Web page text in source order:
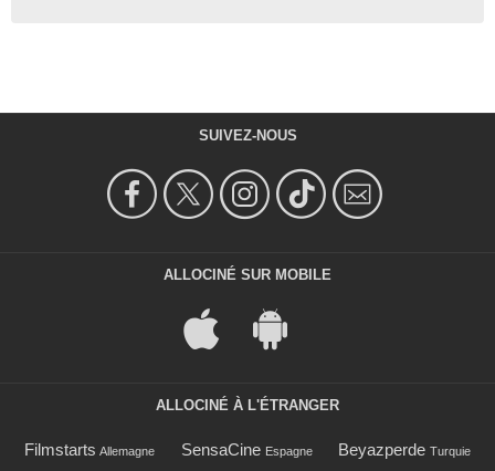
SUIVEZ-NOUS
ALLOCINÉ SUR MOBILE
ALLOCINÉ À L'ÉTRANGER
Filmstarts Allemagne SensaCine Espagne Beyazperde Turquie